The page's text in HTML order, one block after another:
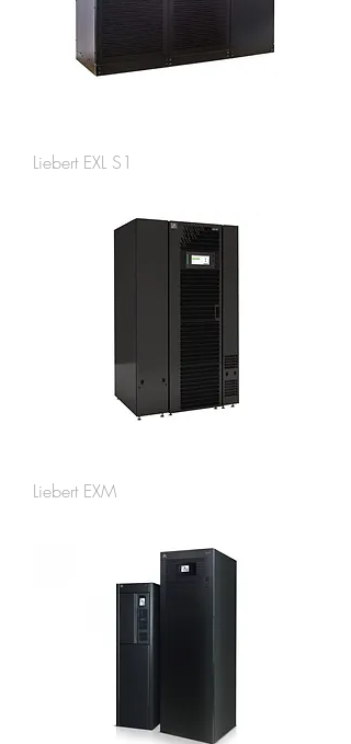
Liebert EXL S1
Liebert EXM